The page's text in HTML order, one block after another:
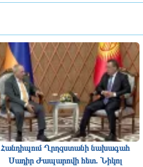
Հանդիպում Ղրղզստանի նախագահ
Սադիր Ժապարովի հետ. Նիկոլ